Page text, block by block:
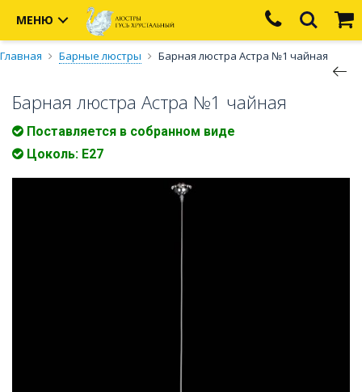
МЕНЮ
Главная Барные люстры Барная люстра Астра №1 чайная
Барная люстра Астра №1 чайная
Поставляется в собранном виде
Цоколь: Е27